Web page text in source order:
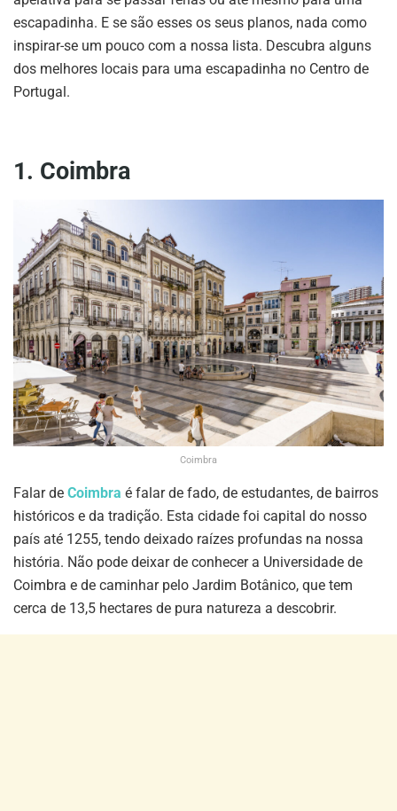
escapadinha. E se são esses os seus planos, nada como
inspirar-se um pouco com a nossa lista. Descubra alguns
dos melhores locais para uma escapadinha no Centro de
Portugal.
1. Coimbra
Coimbra
Falar de Coimbra é falar de fado, de estudantes, de bairros
históricos e da tradição. Esta cidade foi capital do nosso
país até 1255, tendo deixado raízes profundas na nossa
história. Não pode deixar de conhecer a Universidade de
Coimbra e de caminhar pelo Jardim Botânico, que tem
cerca de 13,5 hectares de pura natureza a descobrir.